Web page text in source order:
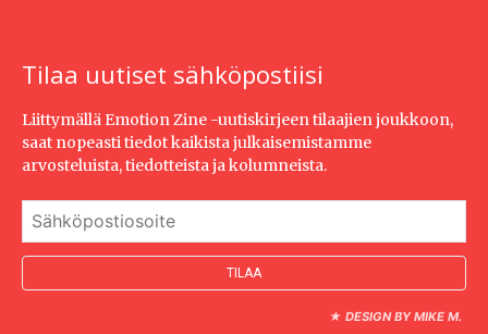
Tilaa uutiset sähköpostiisi
Liittymällä Emotion Zine -uutiskirjeen tilaajien joukkoon,
saat nopeasti tiedot kaikista julkaisemistamme
arvosteluista, tiedotteista ja kolumneista.
★ DESIGN BY MIKE M.